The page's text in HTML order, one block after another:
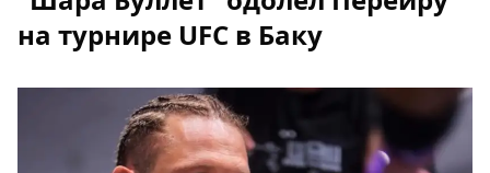
на турнире UFC в Баку